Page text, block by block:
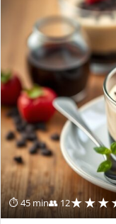
⏱ 45 min👥 12